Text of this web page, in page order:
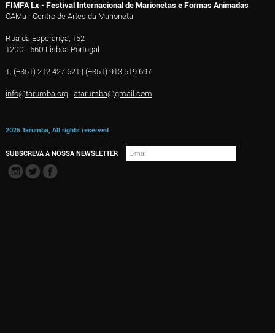
FIMFA Lx - Festival Internacional de Marionetas e Formas Animadas
CAMa - Centro de Artes da Marioneta
Rua da Esperança, 152
1200 - 660 Lisboa Portugal
T. (+351) 212 427 621 | (+351) 913 519 697
info@tarumba.org| atarumba@gmail.com
2026 Tarumba, All rights reserved
SUBSCREVA A NOSSA NEWSLETTER